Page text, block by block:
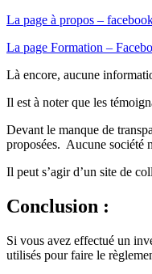
La page à propos –
La page Formation –
Là encore, aucune
Il est à noter que les
Devant le manque de
proposées. Aucune société
Il peut s’agir d’un site de
Conclusion :
Si vous avez effectué un
utilisés pour faire le